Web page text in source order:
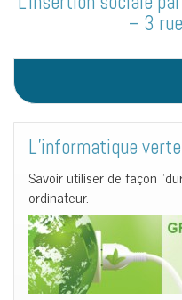
– 3
L’informatique verte
Savoir utiliser de façon
ordinateur.